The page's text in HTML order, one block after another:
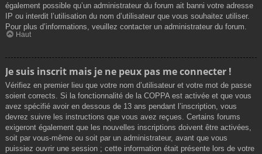
également possible qu’un administrateur du forum ait banni votre adresse
IP ou interdit l’utilisation du nom d’utilisateur que vous souhaitez utiliser.
Pour plus d’informations, veuillez contacter un administrateur du forum.
Haut
Je suis inscrit mais je ne peux pas me connecter !
Vérifiez en premier lieu que votre nom d’utilisateur et votre mot de passe
soient corrects. Si la fonctionnalité de la COPPA est activée et que vous
avez spécifié avoir en dessous de 13 ans pendant l’inscription, vous
devrez suivre les instructions que vous avez reçues. Certains forums
exigeront également que les nouvelles inscriptions doivent être activées,
soit par vous-même ou soit par un administrateur, avant que vous
puissiez ouvrir une session ; cette information était présente lors de votre